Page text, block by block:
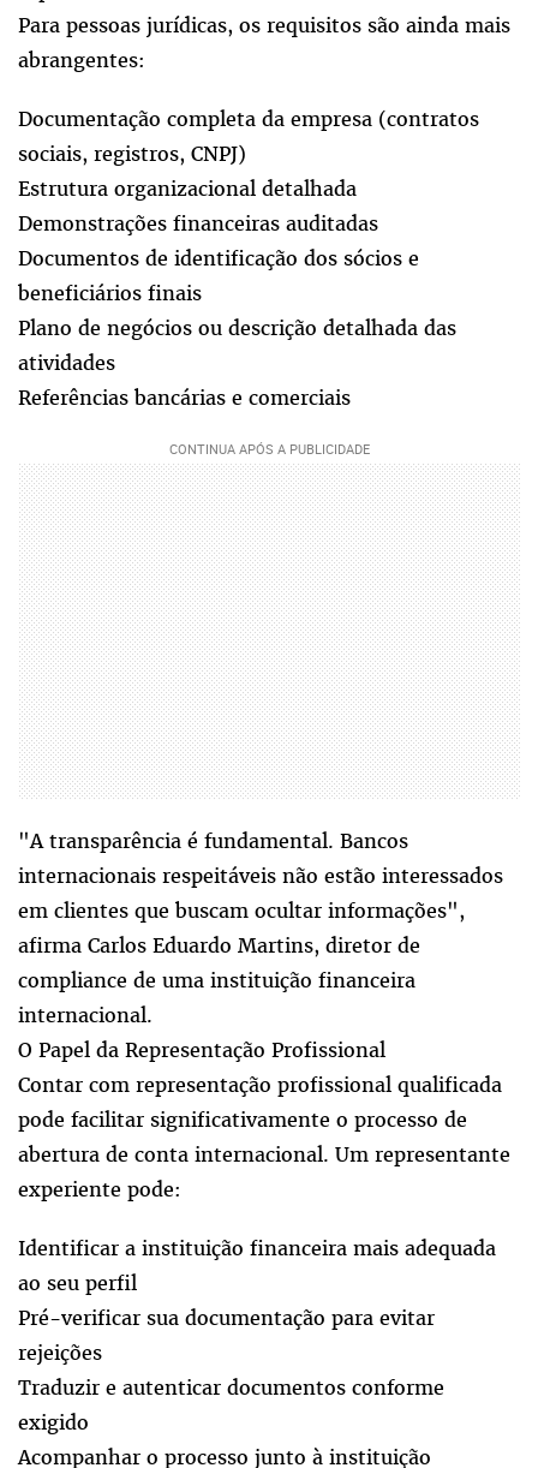
Para pessoas jurídicas, os requisitos são ainda mais
abrangentes:
Documentação completa da empresa (contratos
sociais, registros, CNPJ)
Estrutura organizacional detalhada
Demonstrações financeiras auditadas
Documentos de identificação dos sócios e
beneficiários finais
Plano de negócios ou descrição detalhada das
atividades
Referências bancárias e comerciais
"A transparência é fundamental. Bancos
internacionais respeitáveis não estão interessados
em clientes que buscam ocultar informações",
afirma Carlos Eduardo Martins, diretor de
compliance de uma instituição financeira
internacional.
O Papel da Representação Profissional
Contar com representação profissional qualificada
pode facilitar significativamente o processo de
abertura de conta internacional. Um representante
experiente pode:
Identificar a instituição financeira mais adequada
ao seu perfil
Pré-verificar sua documentação para evitar
rejeições
Traduzir e autenticar documentos conforme
exigido
Acompanhar o processo junto à instituição